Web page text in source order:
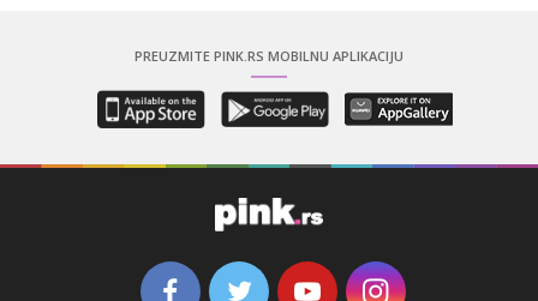
PREUZMITE PINK.RS MOBILNU APLIKACIJU